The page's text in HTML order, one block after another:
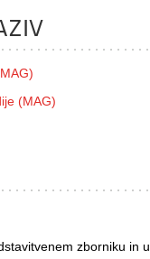
(MAG)
zborniku in